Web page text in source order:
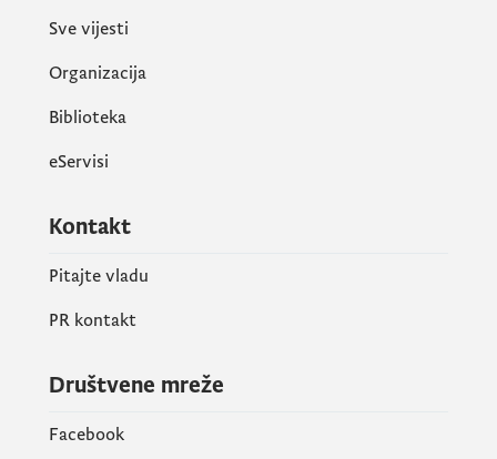
Sve vijesti
Organizacija
Biblioteka
eServisi
Kontakt
Pitajte vladu
PR kontakt
Društvene mreže
Facebook